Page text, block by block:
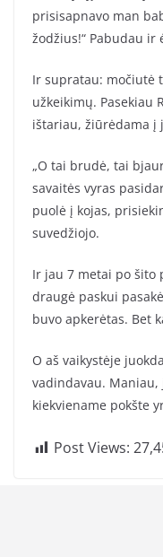
prisisapnavo man
žodžius!“ Pabudau
Ir supratau: močiutė
užkeikimų. Pasekiau
ištariau, žiūrėdama į
„O tai brudė, tai
savaitės vyras
puolė į kojas,
suvedžiojo.
Ir jau 7 metai po šito
draugė paskui
buvo apkerėtas. Bet
O aš vaikystėje
vadindavau.
kiekviename pokšte
Post Views: